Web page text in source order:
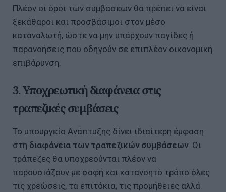
Πλέον οι όροι των συμβάσεων θα πρέπει να είναι
ξεκάθαροι και προσβάσιμοι στον μέσο
καταναλωτή, ώστε να μην υπάρχουν παγίδες ή
παρανοήσεις που οδηγούν σε επιπλέον οικονομική
επιβάρυνση.
3. Υποχρεωτική διαφάνεια στις
τραπεζικές συμβάσεις
Το υπουργείο Ανάπτυξης δίνει ιδιαίτερη έμφαση
στη διαφάνεια των τραπεζικών συμβάσεων. Οι
τράπεζες θα υποχρεούνται πλέον να
παρουσιάζουν με σαφή και κατανοητό τρόπο όλες
τις χρεώσεις, τα επιτόκια, τις προμήθειες αλλά